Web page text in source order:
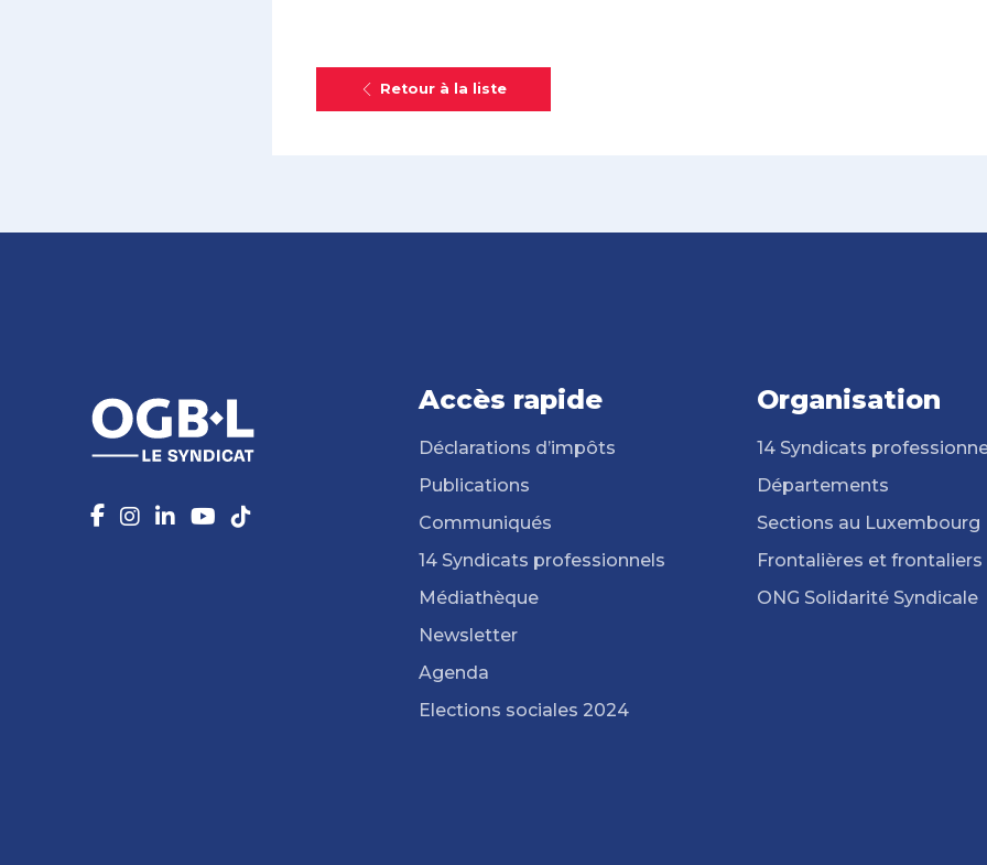
Retour à la liste
Accès rapide
Déclarations d’impôts
Publications
Communiqués
14 Syndicats professionnels
Médiathèque
Newsletter
Agenda
Elections sociales 2024
Organisation
14 Syndicats
Départements
Sections au Luxembourg
Frontalières et frontaliers
ONG Solidarité Syndicale